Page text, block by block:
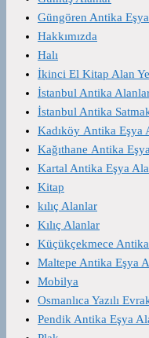
Güngören Antika
Hakkımızda
Halı
İkinci El Kitap Alan
İstanbul Antika
İstanbul Antika
Kadıköy Antika Eşya
Kağıthane Antika
Kartal Antika Eşya
Kitap
kılıç Alanlar
Kılıç Alanlar
Küçükçekmece
Maltepe Antika Eşya
Mobilya
Osmanlıca Yazılı
Pendik Antika Eşya